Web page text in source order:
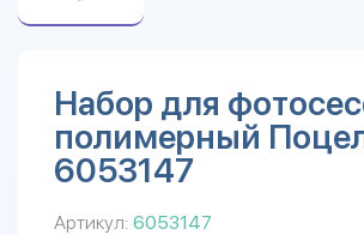
Набор для
полимерный
6053147
Артикул: 6053147